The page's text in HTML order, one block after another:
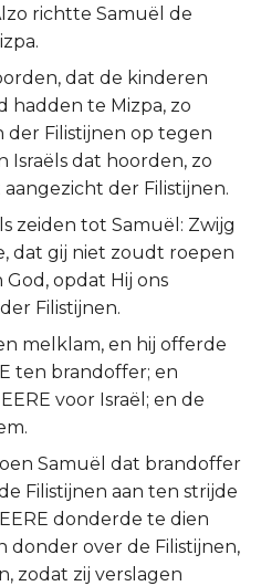
richtte Samuël de
dat de kinderen
hadden te Mizpa, zo
der Filistijnen op tegen
Israëls dat hoorden, zo
der Filistijnen.
zeiden tot Samuël: Zwijg
dat gij niet zoudt roepen
opdat Hij ons
Filistijnen.
melklam, en hij offerde
ten brandoffer; en
voor Israël; en de
Samuël dat brandoffer
Filistijnen aan ten strijde
donderde te dien
donder over de Filistijnen,
zodat zij verslagen